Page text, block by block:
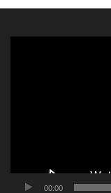
00:00